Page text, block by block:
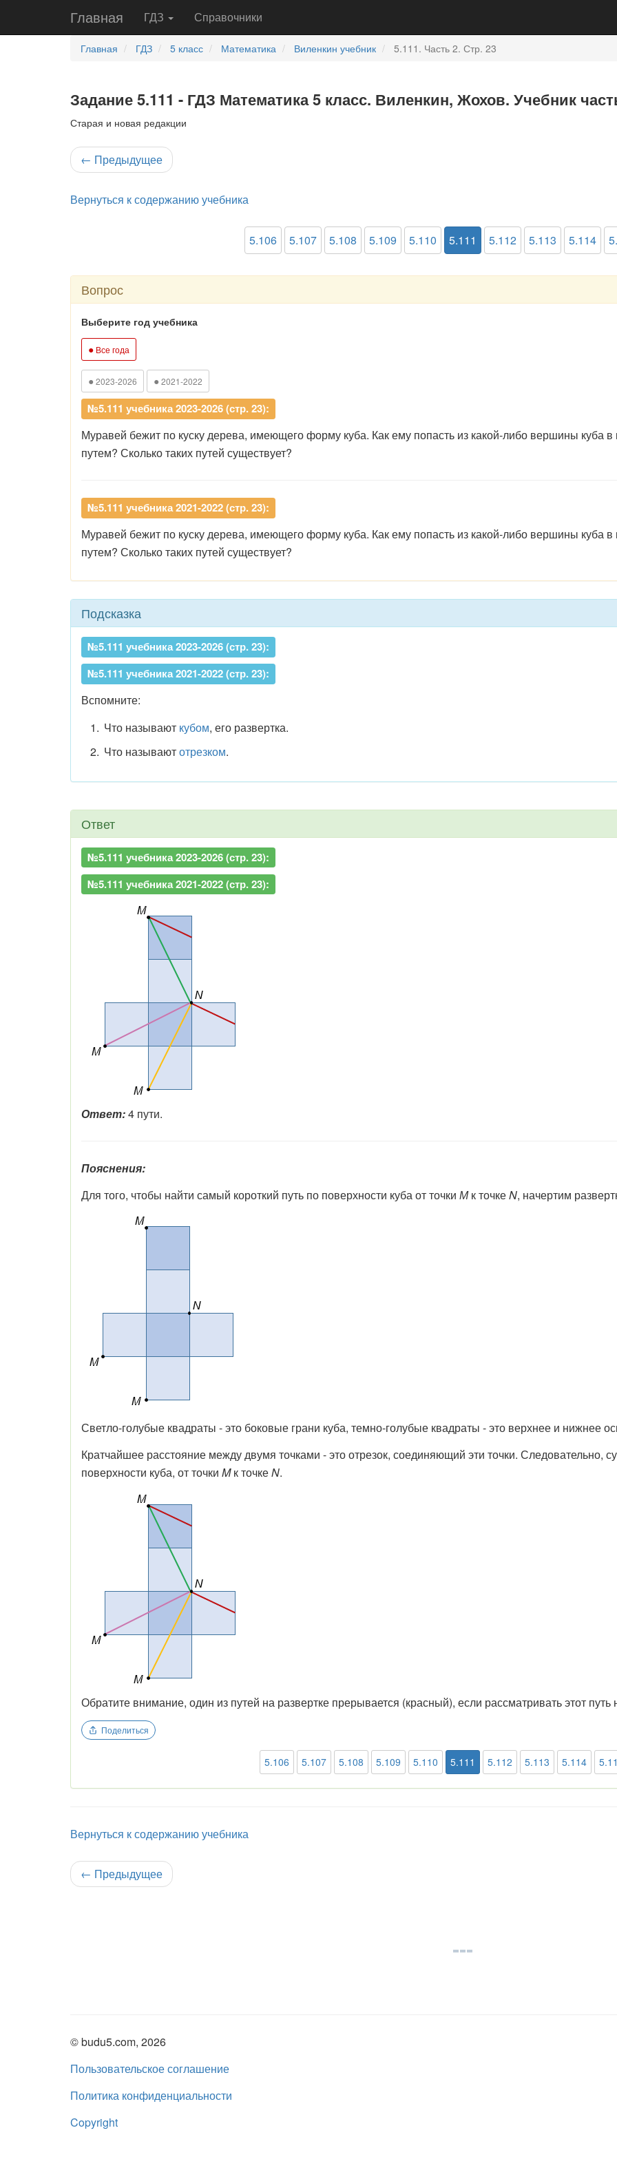
Главная ГДЗ Справочники
Главная ГДЗ 5 класс Математика Виленкин учебник 5.111. Часть 2. Стр. 23
Задание 5.111 - ГДЗ Математика 5 класс. Виленкин, Жохов. Учебник
Старая и новая редакции
← Предыдущее
Вернуться к содержанию учебника
5.106 5.107 5.108 5.109 5.110 5.111 5.112 5.113 5.114
Вопрос
Выберите год учебника
● Все года
● 2023-2026 ● 2021-2022
№5.111 учебника 2023-2026 (стр. 23):
Муравей бежит по куску дерева, имеющего форму куба. Как ему попасть из какой-либо вершины куба
путем? Сколько таких путей существует?
№5.111 учебника 2021-2022 (стр. 23):
Муравей бежит по куску дерева, имеющего форму куба. Как ему попасть из какой-либо вершины куба
путем? Сколько таких путей существует?
Подсказка
№5.111 учебника 2023-2026 (стр. 23):
№5.111 учебника 2021-2022 (стр. 23):
Вспомните:
Что называют кубом, его развертка.
Что называютотрезком.
Ответ
№5.111 учебника 2023-2026 (стр. 23):
№5.111 учебника 2021-2022 (стр. 23):
Ответ:4 пути.
Пояснения:
Для того, чтобы найти самый короткий путь по поверхности куба от точки Мк точкеN, начертим
Светло-голубые квадраты - это боковые грани куба, темно-голубые квадраты - это верхнее и нижнее
Кратчайшее расстояние между двумя точками - это отрезок, соединяющий эти точки. Следовательно,
поверхности куба, от точки Mк точкеN.
Обратите внимание, один из путей на развертке прерывается (красный), если рассматривать этот
Поделиться
5.106 5.107 5.108 5.109 5.110 5.111 5.112 5.113 5.114
Вернуться к содержанию учебника
← Предыдущее
© budu5.com, 2026
Пользовательское соглашение
Политика конфиденциальности
Copyright